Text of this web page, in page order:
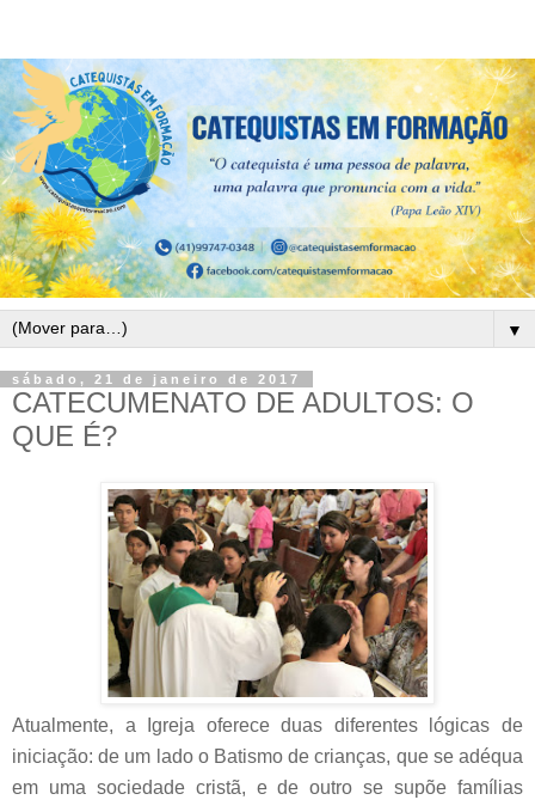
▼
sábado, 21 de janeiro de 2017
CATECUMENATO DE ADULTOS: O
QUE É?
Atualmente, a Igreja oferece duas diferentes lógicas de
iniciação: de um lado o Batismo de crianças, que se adéqua
em uma sociedade cristã, e de outro se supõe famílias